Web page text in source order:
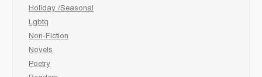
Holiday /Seasonal
Lgbtq
Non-Fiction
Novels
Poetry